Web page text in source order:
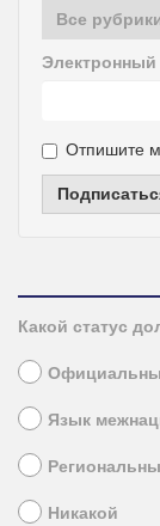
Электронный
Отпишите
Какой статус
Язык
Никакой